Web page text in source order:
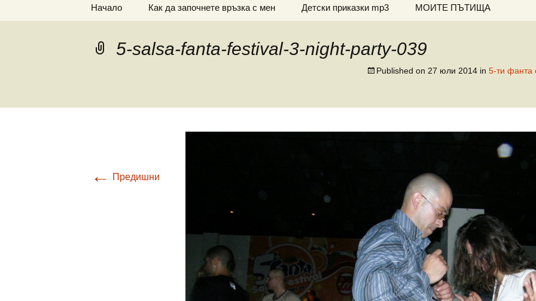
Начало Как да започнете връзка с мен Детски приказки mp3 МОИТЕ ПЪТИЩА
5-salsa-fanta-festival-3-night-party-039
Published on 27 юли 2014 in 5-ти фанта
← Предишни